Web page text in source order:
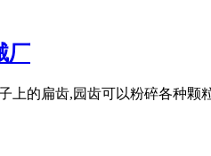
厂
的扁齿,园齿可以粉碎各种